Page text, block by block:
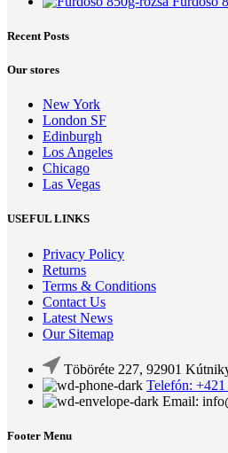
Recent Posts
Our stores
New York
London SF
Edinburgh
Los Angeles
Chicago
Las Vegas
USEFUL LINKS
Privacy Policy
Returns
Terms & Conditions
Contact Us
Latest News
Our Sitemap
Töböréte 227, 92901
Telefón:
Email:
Footer Menu